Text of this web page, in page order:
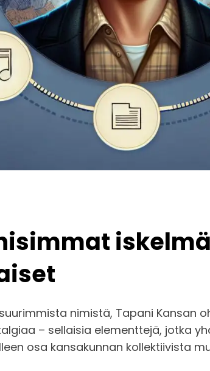
nimistä, Tapani Kansan
– sellaisia elementtejä, jotka
osa kansakunnan kollektiivista